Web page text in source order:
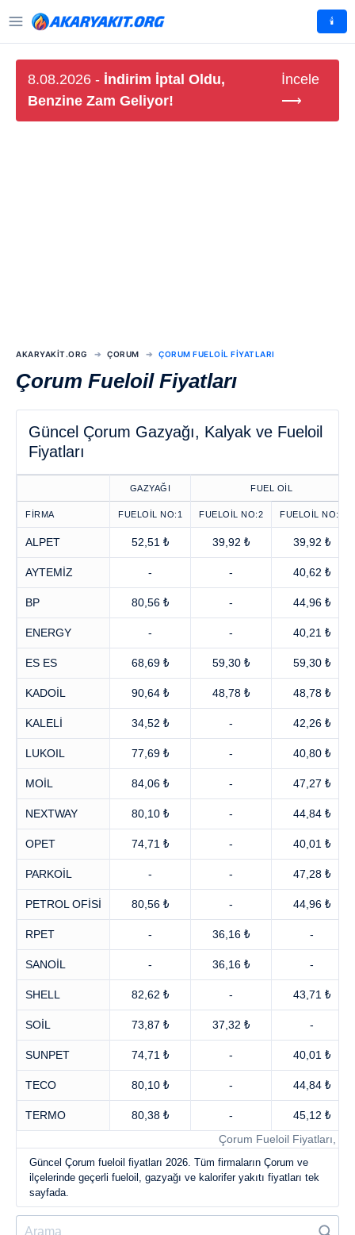
🕯️
8.08.2026 - İndirim İptal Oldu,
Benzine Zam Geliyor!
İncele
⟶
AKARYAKIT.ORG ÇORUM ÇORUM FUELOIL FIYATLARI
Çorum Fueloil Fiyatları
Güncel Çorum Gazyağı, Kalyak ve Fueloil
Fiyatları
GAZYAĞI FUEL OİL
FİRMA FUELOİL NO:1 FUELOİL NO:2 FUELOİL NO:3
ALPET 52,51 ₺ 39,92 ₺ 39,92 ₺
AYTEMİZ - - 40,62 ₺
BP 80,56 ₺ - 44,96 ₺
ENERGY - - 40,21 ₺
ES ES 68,69 ₺ 59,30 ₺ 59,30 ₺
KADOİL 90,64 ₺ 48,78 ₺ 48,78 ₺
KALELİ 34,52 ₺ - 42,26 ₺
LUKOIL 77,69 ₺ - 40,80 ₺
MOİL 84,06 ₺ - 47,27 ₺
NEXTWAY 80,10 ₺ - 44,84 ₺
OPET 74,71 ₺ - 40,01 ₺
PARKOİL - - 47,28 ₺
PETROL OFİSİ 80,56 ₺ - 44,96 ₺
RPET - 36,16 ₺ -
SANOİL - 36,16 ₺ -
SHELL 82,62 ₺ - 43,71 ₺
SOİL 73,87 ₺ 37,32 ₺ -
SUNPET 74,71 ₺ - 40,01 ₺
TECO 80,10 ₺ - 44,84 ₺
TERMO 80,38 ₺ -
45,12 ₺
Çorum Fueloil Fiyatları,
Güncel Çorum fueloil fiyatları 2026. Tüm firmaların Çorum ve
ilçelerinde geçerli fueloil, gazyağı ve kalorifer yakıtı fiyatları tek
sayfada.